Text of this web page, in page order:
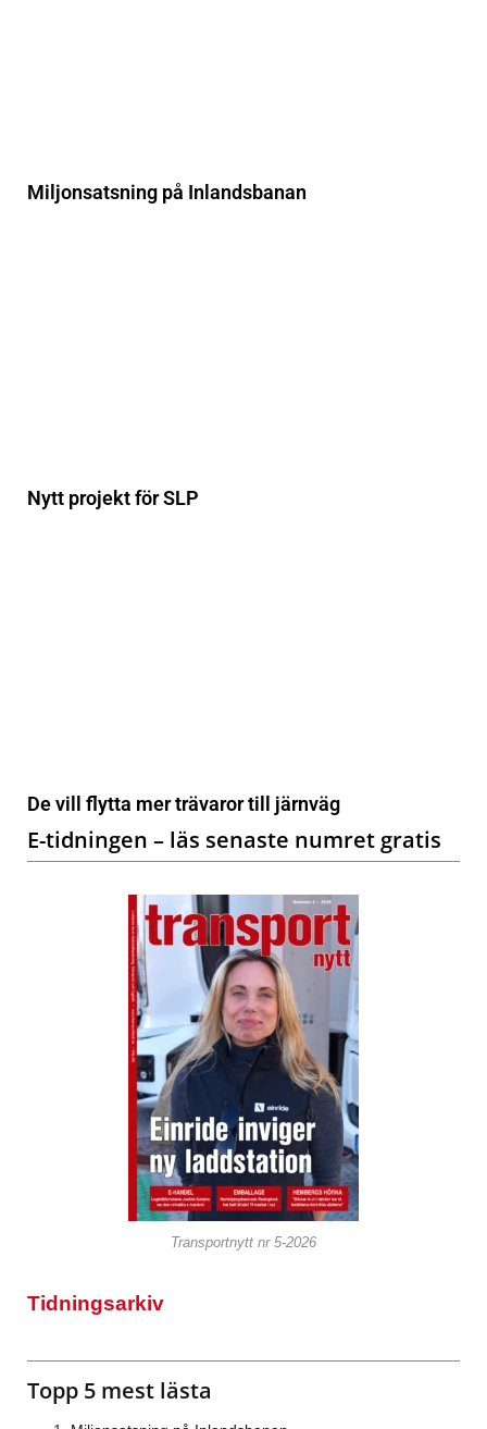
Miljonsatsning på Inlandsbanan
Nytt projekt för SLP
De vill flytta mer trävaror till järnväg
E-tidningen – läs senaste numret gratis
Transportnytt nr 5-2026
Tidningsarkiv
Topp 5 mest lästa